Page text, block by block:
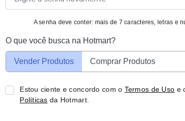
A senha deve conter: mais de 7 caracteres, letras e
O que você busca na Hotmart?
Vender Produtos Comprar Produtos
Estou ciente e concordo com o Termos de Uso e
Políticas da Hotmart.